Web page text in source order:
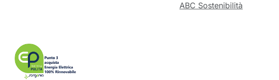
ABC Sostenibilità